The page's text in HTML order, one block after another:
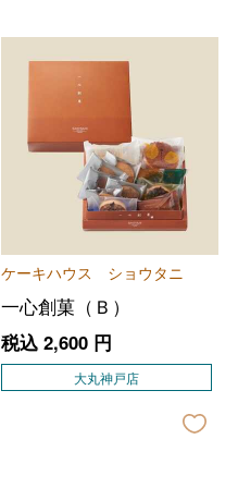
ケーキハウス ショウタニ
一心創菓（Ｂ）
税込 2,600円
大丸神戸店